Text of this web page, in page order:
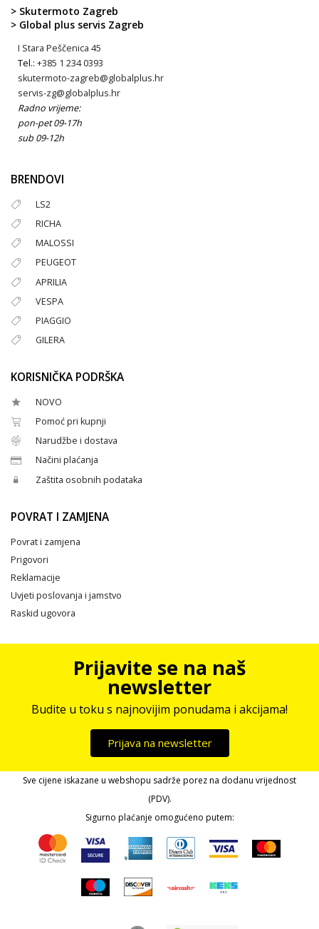
> Skutermoto Zagreb
> Global plus servis Zagreb
I Stara Peščenica 45
Tel.: +385 1 234 0393
skutermoto-zagreb@globalplus.hr
servis-zg@globalplus.hr
Radno vrijeme:
pon-pet 09-17h
sub 09-12h
BRENDOVI
LS2
RICHA
MALOSSI
PEUGEOT
APRILIA
VESPA
PIAGGIO
GILERA
KORISNIČKA PODRŠKA
NOVO
Pomoć pri kupnji
Narudžbe i dostava
Načini plaćanja
Zaštita osobnih podataka
POVRAT I ZAMJENA
Povrat i zamjena
Prigovori
Reklamacije
Uvjeti poslovanja i jamstvo
Raskid ugovora
Prijavite se na naš
newsletter
Budite u toku s najnovijim ponudama i akcijama!
Prijava na newsletter
Sve cijene iskazane u webshopu sadrže porez na dodanu vrijednost
(PDV).
Sigurno plaćanje omogućeno putem: